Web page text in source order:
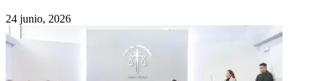
24 junio, 2026